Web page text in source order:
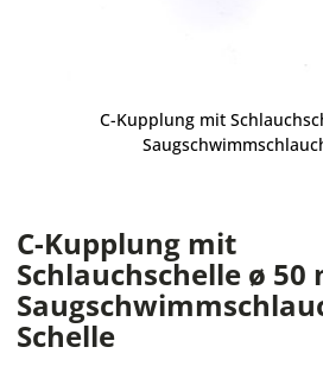
C-Kupplung mit
C-Kupplung mit
Schlauchschelle ø 50
Schelle